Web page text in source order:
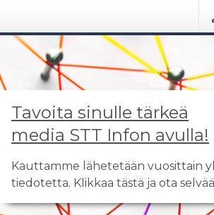
Tavoita sinulle tärkeä
media STT Infon avulla!
Kauttamme lähetetään vuosittain
tiedotetta. Klikkaa tästä ja ota